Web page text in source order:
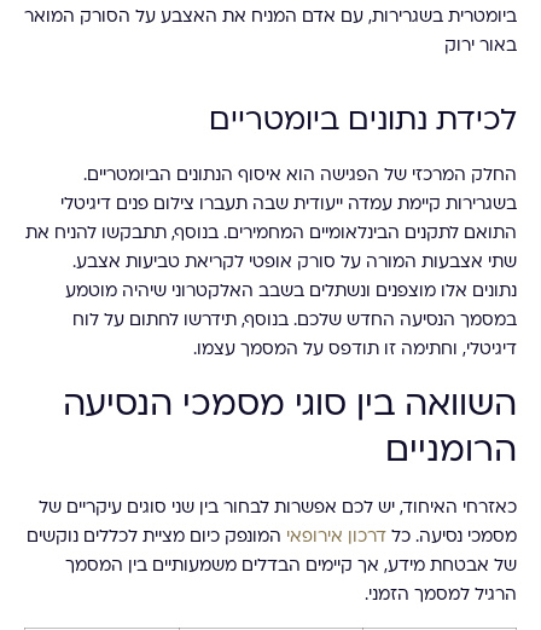
לכידת נתונים ביומטריים
החלק המרכזי של הפגישה הוא איסוף הנתונים הביומטריים.
בשגרירות קיימת עמדה ייעודית שבה תעברו צילום פנים דיגיטלי
התואם לתקנים הבינלאומיים המחמירים. בנוסף, תתבקשו להניח את
שתי אצבעות המורה על סורק אופטי לקריאת טביעות אצבע.
נתונים אלו מוצפנים ונשתלים בשבב האלקטרוני שיהיה מוטמע
במסמך הנסיעה החדש שלכם. בנוסף, תידרשו לחתום על לוח
דיגיטלי, וחתימה זו תודפס על המסמך עצמו.
השוואה בין סוגי מסמכי הנסיעה
הרומניים
כאזרחי האיחוד, יש לכם אפשרות לבחור בין שני סוגים עיקריים של
מסמכי נסיעה. כל דרכון אירופאי המונפק כיום מציית לכללים נוקשים
של אבטחת מידע, אך קיימים הבדלים משמעותיים בין המסמך
הרגיל למסמך הזמני.